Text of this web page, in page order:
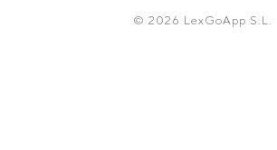
© 2026 LexGoApp S.L.